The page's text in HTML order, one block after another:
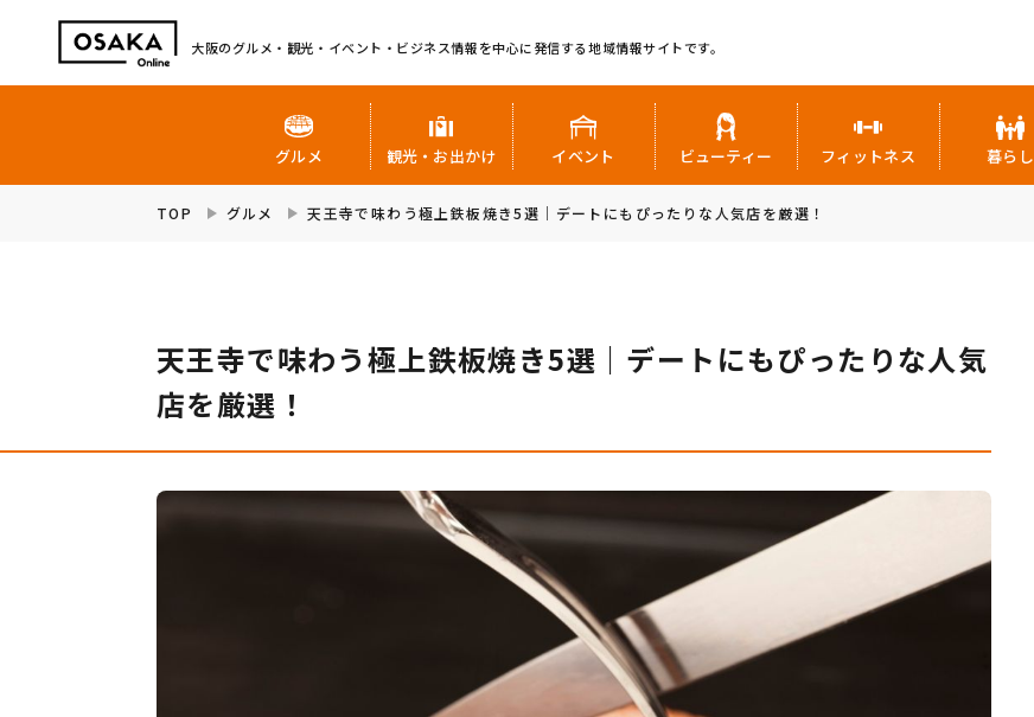
大阪のグルメ・観光・イベント・ビジネス情報を中心に発信する地域情報サイトです。
グルメ 観光・お出かけ イベント ビューティー フィットネス 暮らし
TOP グルメ 天王寺で味わう極上鉄板焼き5選｜デートにもぴったりな人気店を厳選！
天王寺で味わう極上鉄板焼き5選｜デートにもぴったりな人気
店を厳選！